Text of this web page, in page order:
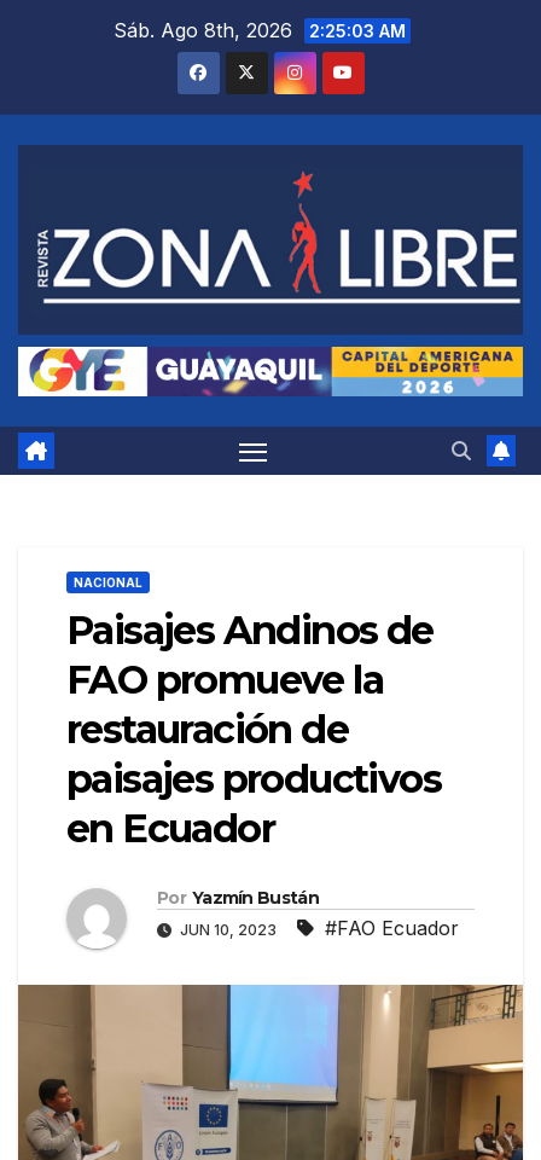
Sáb. Ago 8th, 2026 2:25:04 AM
NACIONAL
Paisajes Andinos de
FAO promueve la
restauración de
paisajes productivos
en Ecuador
Por Yazmín Bustán
JUN 10, 2023 #FAO Ecuador